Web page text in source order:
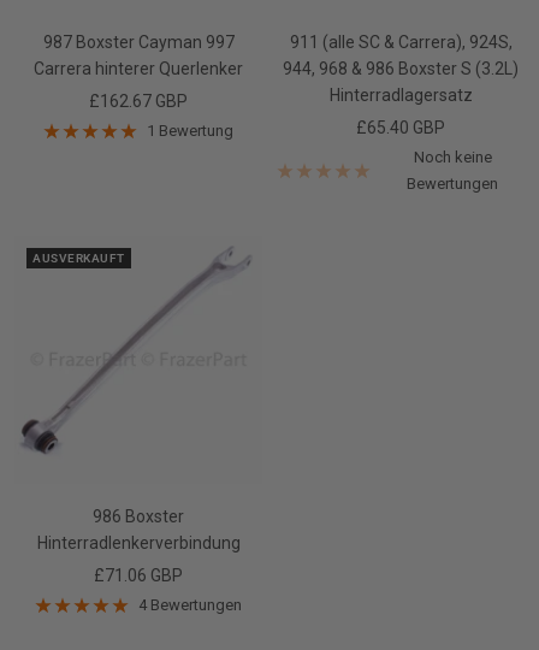
987 Boxster Cayman 997
Carrera hinterer Querlenker
Angebotspreis
£162.67 GBP
1 Bewertung
911 (alle SC & Carrera), 924S,
944, 968 & 986 Boxster S (3.2L)
Hinterradlagersatz
Angebotspreis
£65.40 GBP
Noch keine
Bewertungen
AUSVERKAUFT
986 Boxster
Hinterradlenkerverbindung
Angebotspreis
£71.06 GBP
4 Bewertungen